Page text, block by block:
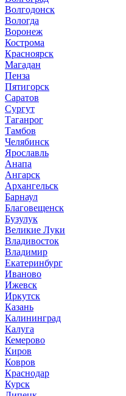
Волгодонск
Вологда
Воронеж
Кострома
Красноярск
Магадан
Пенза
Пятигорск
Саратов
Сургут
Таганрог
Тамбов
Челябинск
Ярославль
Анапа
Ангарск
Архангельск
Барнаул
Благовещенск
Бузулук
Великие Луки
Владивосток
Владимир
Екатеринбург
Иваново
Ижевск
Иркутск
Казань
Калининград
Калуга
Кемерово
Киров
Ковров
Краснодар
Курск